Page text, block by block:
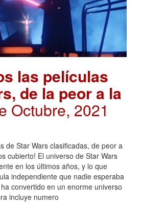
las películas
de la peor a la
Octubre, 2021
de Star Wars clasificadas, de peor a
cubierto! El universo de Star Wars
en los últimos años, y lo que
independiente que nadie esperaba
convertido en un enorme universo
incluye numero